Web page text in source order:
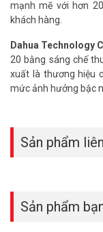
mạnh mẽ với hơn
khách hàng.
Dahua Technology
20 bằng sáng chế
xuất là thương hiệu
mức ảnh hưởng bậc
Sản phẩm
Sản phẩm